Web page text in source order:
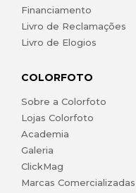
Financiamento
Livro de Reclamações
Livro de Elogios
COLORFOTO
Sobre a Colorfoto
Lojas Colorfoto
Academia
Galeria
ClickMag
Marcas Comercializadas